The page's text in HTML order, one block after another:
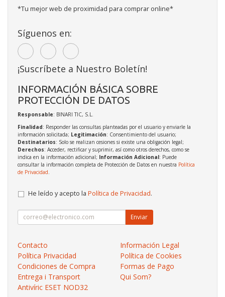
*Tu mejor web de proximidad para comprar online*
Síguenos en:
¡Suscríbete a Nuestro Boletín!
INFORMACIÓN BÁSICA SOBRE
PROTECCIÓN DE DATOS
Responsable: BINARI TIC, S.L.
Finalidad: Responder las consultas planteadas por el usuario y enviarle la
información solicitada; Legitimación: Consentimiento del usuario;
Destinatarios: Solo se realizan cesiones si existe una obligación legal;
Derechos: Acceder, rectificar y suprimir, así como otros derechos, como se
indica en la información adicional; Información Adicional: Puede
consultar la información completa de Protección de Datos en nuestra Política
de Privacidad
He leído y acepto la Política de Privacidad.
Enviar
Contacto
Información Legal
Política Privacidad
Política de Cookies
Condiciones de Compra
Formas de Pago
Entrega i Transport
Qui Som?
Antivíric ESET NOD32